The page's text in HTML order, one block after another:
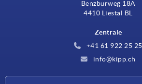
Benzburweg 18A
4410 Liestal BL
Zentrale
+41 61 922 25 25
info@kipp.ch